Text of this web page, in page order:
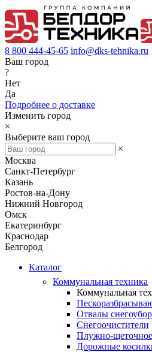
8 800 444-45-65 info@dks-tehnika.ru
Ваш город
?
Нет
Да
Подробнее о доставке
Изменить город
×
Выберите ваш город
×
Москва
Санкт-Петербург
Казань
Ростов-на-Дону
Нижний Новгород
Омск
Екатеринбург
Краснодар
Белгород
Каталог
Коммунальная техника
Коммунальная
Отвалы
Снегоочистители
Плужно-
Дорожные